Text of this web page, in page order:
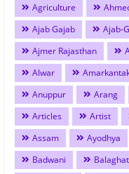
Agriculture
Ajab Gajab
Ajab-
Ajmer Rajasthan
Alwar
Anuppur
Arang
Articles
Artist
Assam
Ayodhya
Badwani
Balaghat